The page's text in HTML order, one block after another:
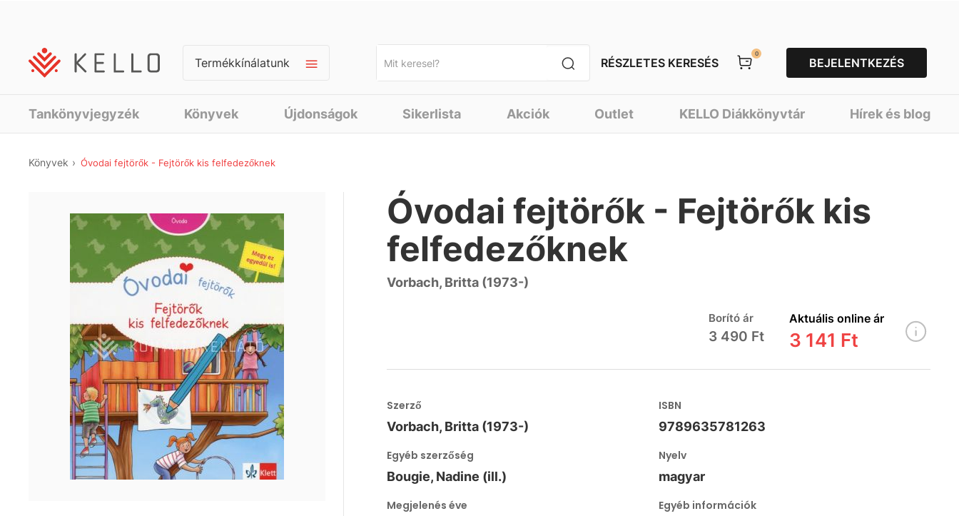
Termékkínálatunk RÉSZLETES KERESÉS
0
BEJELENTKEZÉS
Tankönyvjegyzék Könyvek Újdonságok Sikerlista Akciók Outlet KELLO Diákkönyvtár Hírek és blog
Könyvek Óvodai fejtörők - Fejtörők kis felfedezőknek
Óvodai fejtörők - Fejtörők kis
felfedezőknek
Vorbach, Britta (1973-)
Borító ár
3 490 Ft
Aktuális online ár
3 141 Ft
Szerző
Vorbach, Britta (1973-)
ISBN
9789635781263
Egyéb szerzőség
Bougie, Nadine (ill.)
Nyelv
magyar
Megjelenés éve Egyéb információk